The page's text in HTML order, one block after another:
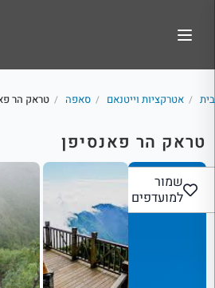
בית / אטרקציות וייטנאם / סאפה / טראק הר
טראק הר פאנסיפן
שמור
למועדפים